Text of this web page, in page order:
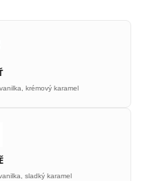
krémový karamel
sladký karamel